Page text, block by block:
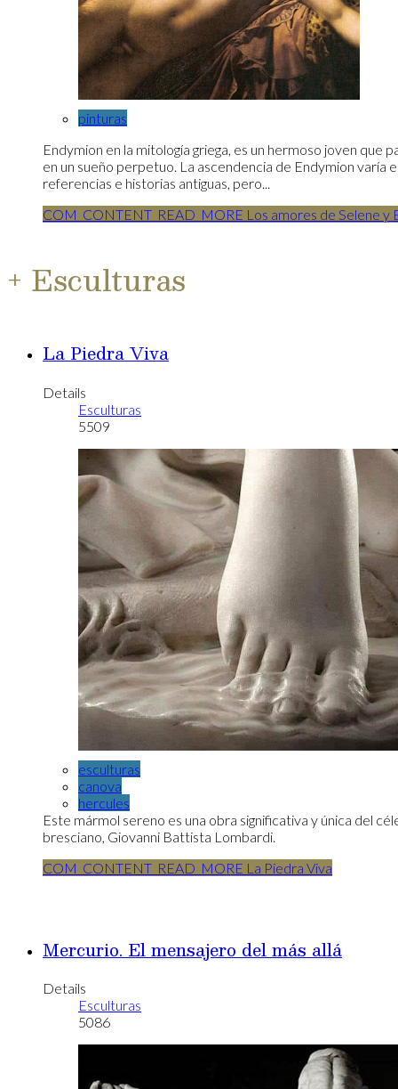
pinturas
Endymion en la mitología griega, es un hermoso joven que
en un sueño perpetuo. La ascendencia de Endymion varía
referencias e historias antiguas, pero...
COM_CONTENT_READ_MORE Los amores de Selene y
+ Esculturas
La Piedra Viva
Details
Esculturas
5509
esculturas
canova
hercules
Este mármol sereno es una obra significativa y única del
bresciano, Giovanni Battista Lombardi.
COM_CONTENT_READ_MORE La Piedra Viva
Mercurio. El mensajero del más allá
Details
Esculturas
5086